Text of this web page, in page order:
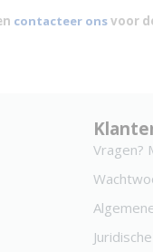
contacteer onsvoor
Vragen?